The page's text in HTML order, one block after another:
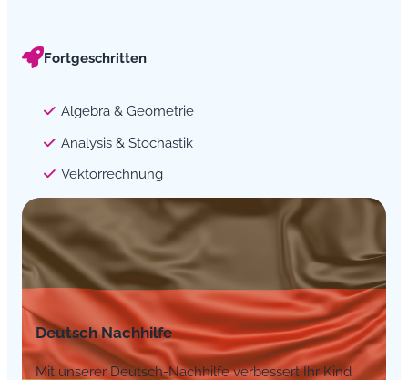
Fortgeschritten
Algebra & Geometrie
Analysis & Stochastik
Vektorrechnung
Deutsch Nachhilfe
Mit unserer Deutsch-Nachhilfe verbessert Ihr Kind